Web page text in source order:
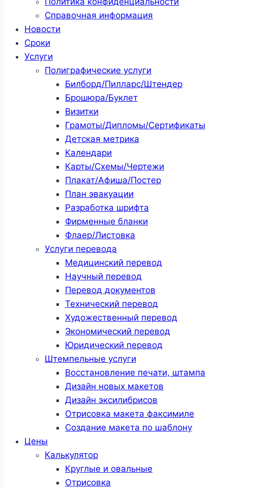
Справочная информация
Новости
Сроки
Услуги
Полиграфические услуги
Билборд/Пилларс/Штендер
Брошюра/Буклет
Визитки
Грамоты/Дипломы/Сертификаты
Детская метрика
Календари
Карты/Схемы/Чертежи
Плакат/Афиша/Постер
План эвакуации
Разработка шрифта
Фирменные бланки
Флаер/Листовка
Услуги перевода
Медицинский перевод
Научный перевод
Перевод документов
Технический перевод
Художественный перевод
Экономический перевод
Юридический перевод
Штемпельные услуги
Восстановление печати, штампа
Дизайн новых макетов
Дизайн эксилибрисов
Отрисовка макета факсимиле
Создание макета по шаблону
Цены
Калькулятор
Круглые и овальные
Отрисовка